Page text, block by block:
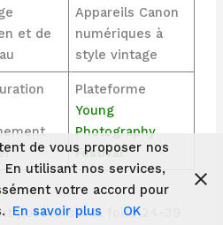
et de
Appareils Canon
numériques à
style vintage
Plateforme
Young
Photography
Festival
posées sur la foire 24-39
de vous proposer nos
utilisant nos services,
votre accord pour
En savoir plus OK